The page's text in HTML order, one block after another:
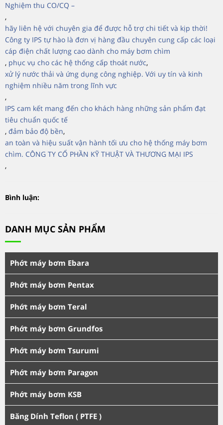
Nghiệm thu CO/CQ –
,
hãy liên hệ với chuyên gia để được hỗ trợ chi tiết và kịp thời!
Công ty IPS tự hào là đơn vị hàng đầu chuyên cung cấp các loại
cáp điện chất lượng cao dành cho máy bơm chìm
, phục vụ cho các hệ thống cấp thoát nước,
xử lý nước thải và ứng dụng công nghiệp. Với uy tín và kinh
nghiệm nhiều năm trong lĩnh vực
,
IPS cam kết mang đến cho khách hàng những sản phẩm đạt
tiêu chuẩn quốc tế
, đảm bảo độ bền,
an toàn và hiệu suất vận hành tối ưu cho hệ thống máy bơm
chìm. CÔNG TY CỔ PHẦN KỸ THUẬT VÀ THƯƠNG MẠI IPS
,
Bình luận:
DANH MỤC SẢN PHẨM
Phớt máy bơm Ebara
Phớt máy bơm Pentax
Phớt máy bơm Teral
Phớt máy bơm Grundfos
Phớt máy bơm Tsurumi
Phớt máy bơm Paragon
Phớt máy bơm KSB
Băng Dính Teflon ( PTFE )